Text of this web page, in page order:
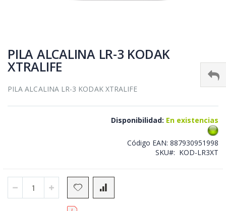
to
the
beginning
the
gallery
PILA ALCALINA LR-3 KODAK
XTRALIFE
PILA ALCALINA LR-3 KODAK XTRALIFE
Disponibilidad: En existencias
Código EAN: 887930951998
SKU
KOD-LR3XT